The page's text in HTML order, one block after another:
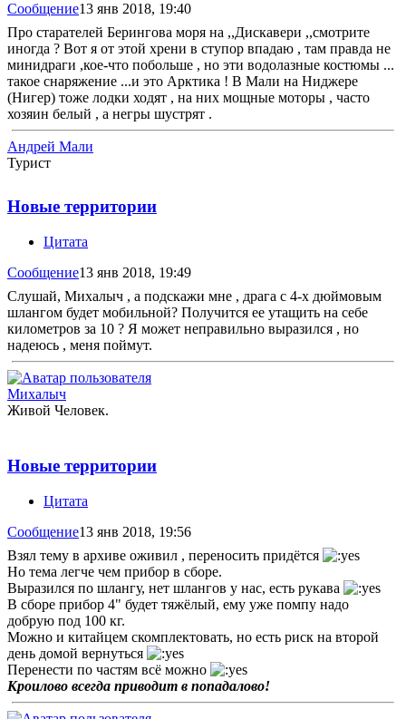
Сообщение13 янв 2018, 19:40
Про старателей Берингова моря на ,,Дискавери ,,смотрите
иногда ? Вот я от этой хрени в ступор впадаю , там правда не
минидраги ,кое-что побольше , но эти водолазные костюмы ...
такое снаряжение ...и это Арктика ! В Мали на Ниджере
(Нигер) тоже лодки ходят , на них мощные моторы , часто
хозяин белый , а негры шустрят .
Андрей Мали
Турист
Новые территории
Цитата
Сообщение13 янв 2018, 19:49
Слушай, Михалыч , а подскажи мне , драга с 4-х дюймовым
шлангом будет мобильной? Получится ее утащить на себе
километров за 10 ? Я может неправильно выразился , но
надеюсь , меня поймут.
Михалыч
Живой Человек.
Новые территории
Цитата
Сообщение13 янв 2018, 19:56
Взял тему в архиве оживил , переносить придётся
Но тема легче чем прибор в сборе.
Выразился по шлангу, нет шлангов у нас, есть рукава
В сборе прибор 4" будет тяжёлый, ему уже помпу надо
добрую под 100 кг.
Можно и китайцем скомплектовать, но есть риск на второй
день домой вернуться
Перенести по частям всё можно
Кроилово всегда приводит в попадалово!